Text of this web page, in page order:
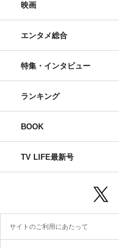
映画
エンタメ総合
特集・インタビュー
ランキング
BOOK
TV LIFE最新号
サイトのご利用にあたって